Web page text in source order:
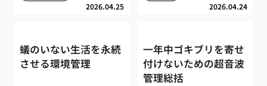
2026.04.25 2026.04.24
蟻のいない生活を永続
させる環境管理
一年中ゴキブリを寄せ
付けないための超音波
管理総括